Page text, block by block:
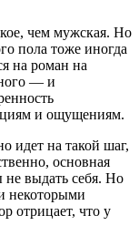
чем мужская. Но
пола тоже иногда
на роман на
— и
и ощущениям.
идет на такой шаг,
основная
не выдать себя. Но
некоторыми
отрицает, что у